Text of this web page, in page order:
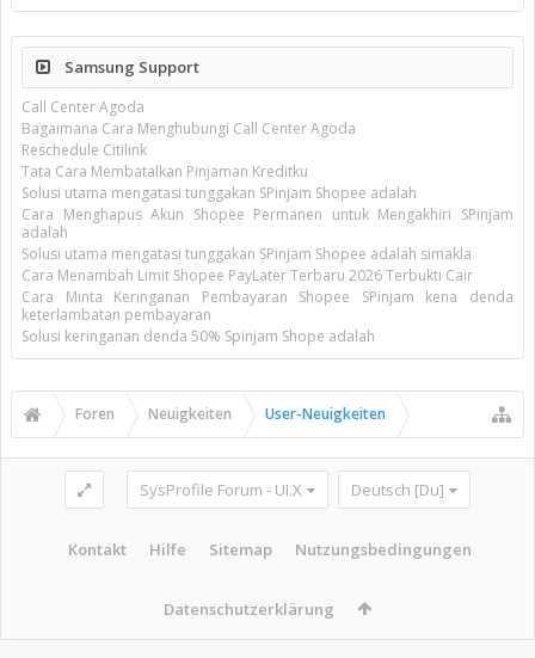
Samsung Support
Call Center Agoda
Bagaimana Cara Menghubungi Call Center Agoda
Reschedule Citilink
Tata Cara Membatalkan Pinjaman Kreditku
Solusi utama mengatasi tunggakan SPinjam Shopee adalah
Cara Menghapus Akun Shopee Permanen untuk Mengakhiri SPinjam
adalah
Solusi utama mengatasi tunggakan SPinjam Shopee adalah simakla
Cara Menambah Limit Shopee PayLater Terbaru 2026 Terbukti Cair
Cara Minta Keringanan Pembayaran Shopee SPinjam kena denda
keterlambatan pembayaran
Solusi keringanan denda 50% Spinjam Shope adalah
Foren Neuigkeiten User-Neuigkeiten
SysProfile Forum - UI.X Deutsch [Du]
Kontakt Hilfe Sitemap Nutzungsbedingungen
Datenschutzerklärung